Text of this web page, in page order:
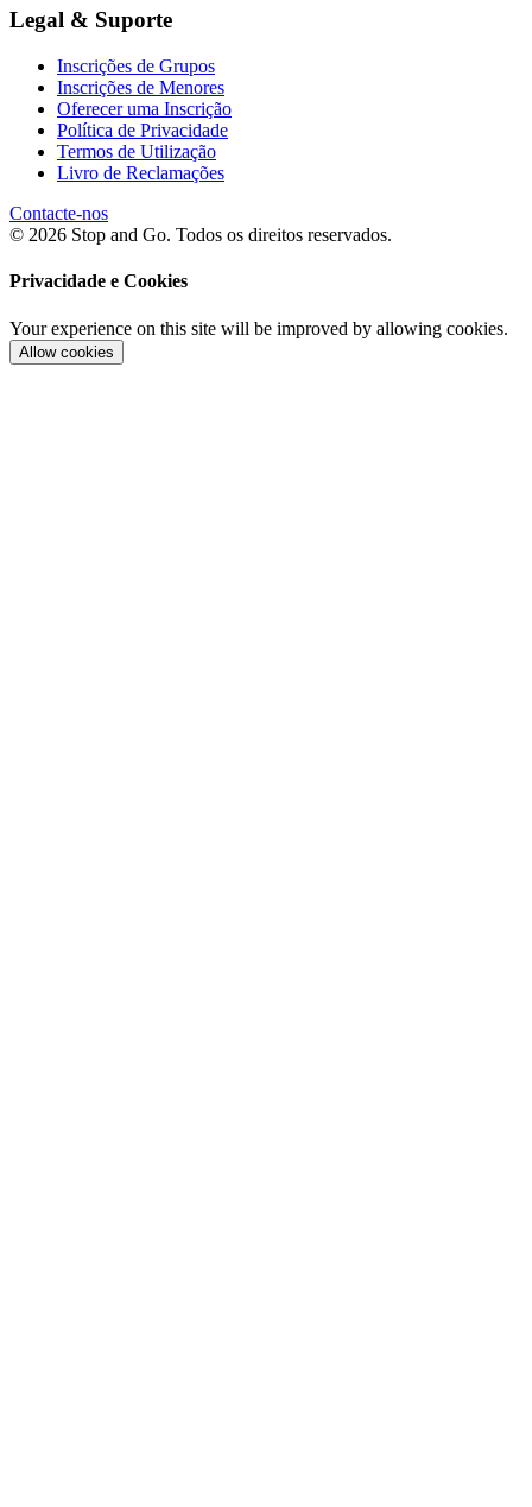
Legal & Suporte
Inscrições de Grupos
Inscrições de Menores
Oferecer uma Inscrição
Política de Privacidade
Termos de Utilização
Livro de Reclamações
Contacte-nos
© 2026 Stop and Go. Todos os direitos reservados.
Privacidade e Cookies
Your experience on this site will be improved by allowing cookies.
Allow cookies